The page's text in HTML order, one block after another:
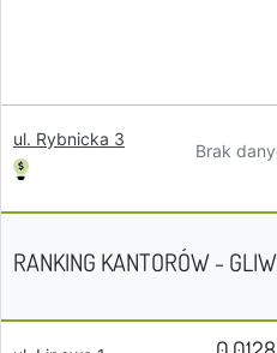
ul. Rybnicka 3
Brak
RANKING KANTORÓW -